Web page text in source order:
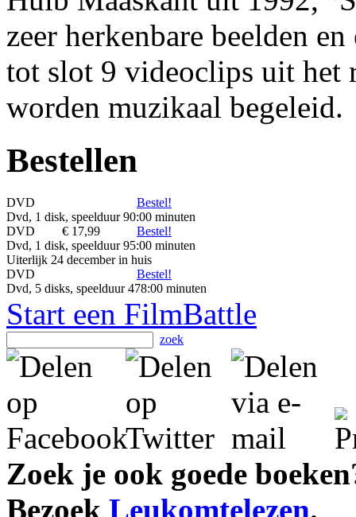
zeer herkenbare beelden
tot slot 9 videoclips uit het
worden muzikaal begeleid.
Bestellen
DVD
Bestel!
Dvd, 1 disk, speelduur 90:00 minuten
DVD
€ 17,99
Bestel!
Dvd, 1 disk, speelduur 95:00 minuten
Uiterlijk 24 december in huis
DVD
Bestel!
Dvd, 5 disks, speelduur 478:00 minuten
Start een FilmBattle
zoek
Zoek je ook goede
Bezoek Leukomtelezen.